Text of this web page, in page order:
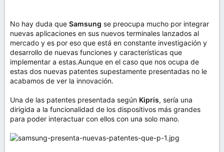
No hay duda que Samsung se preocupa mucho por integrar
nuevas aplicaciones en sus nuevos terminales lanzados al
mercado y es por eso que está en constante investigación y
desarrollo de nuevas funciones y características que
implementar a estas.Aunque en el caso que nos ocupa de
estas dos nuevas patentes supestamente presentadas no le
acabamos de ver la innovación.
Una de las patentes presentada según Kipris, sería una
dirigida a la funcionalidad de los dispositivos más grandes
para poder interactuar con ellos con una solo mano.